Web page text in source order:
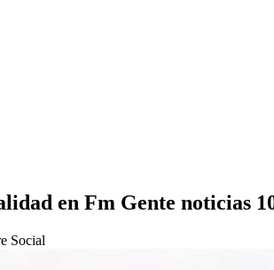
en Fm Gente noticias
Social